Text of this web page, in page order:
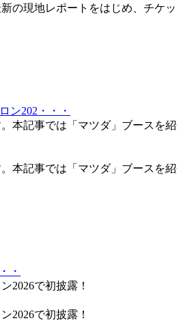
の現地レポートをはじめ、チケ
ン202・・・
本記事では「マツダ」ブースを紹
本記事では「マツダ」ブースを紹
・
2026で初披露！
2026で初披露！